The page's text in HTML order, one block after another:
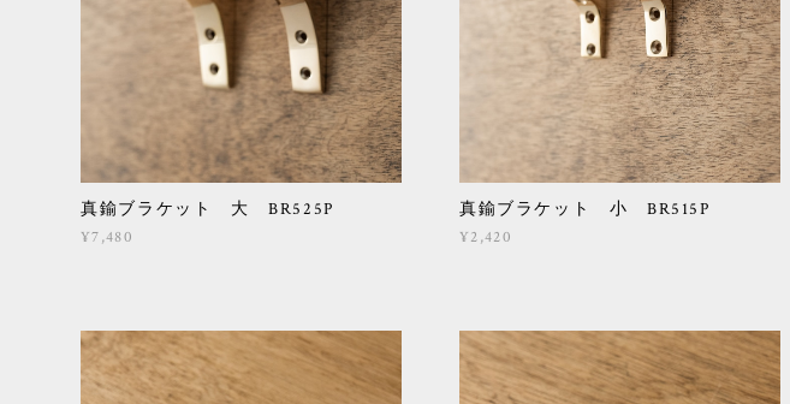
真鍮ブラケット 大 BR525P
¥7,480
真鍮ブラケット 小 BR515P
¥2,420